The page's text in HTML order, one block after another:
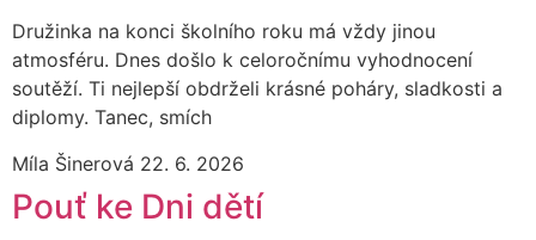
Družinka na konci školního roku má vždy jinou
atmosféru. Dnes došlo k celoročnímu vyhodnocení
soutěží. Ti nejlepší obdrželi krásné poháry, sladkosti a
diplomy. Tanec, smích
Míla Šinerová 22. 6. 2026
Pouť ke Dni dětí